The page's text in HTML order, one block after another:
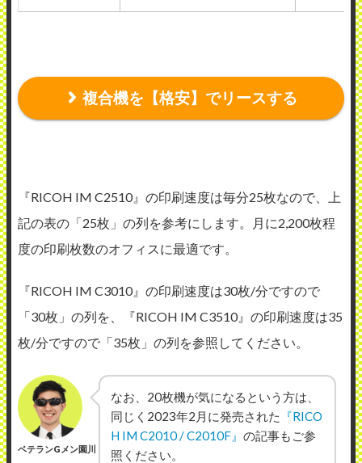
複合機を【格安】でリースする
『RICOH IM C2510』の印刷速度は毎分25枚なので、上
記の表の「25枚」の列を参考にします。月に2,200枚程
度の印刷枚数のオフィスに最適です。
『RICOH IM C3010』の印刷速度は30枚/分ですので
「30枚」の列を、『RICOH IM C3510』の印刷速度は35
枚/分ですので「35枚」の列を参照してください。
ベテランGメン園川
なお、20枚機が気になるという方は、
同じく2023年2月に発売された
『RICO
H IM C2010 / C2010F』 の記事もご参
照ください。